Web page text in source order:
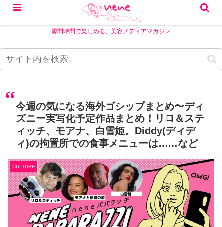
隙間時間で楽しめる、美容メディアマガジン
今週の気になる海外ゴシップまとめ〜ディ
ズニー実写化予定作品まとめ！リロ＆ステ
ィッチ、モアナ、白雪姫。Diddy(ディデ
ィ)の拘置所での食事メニューは……など
CULTURE